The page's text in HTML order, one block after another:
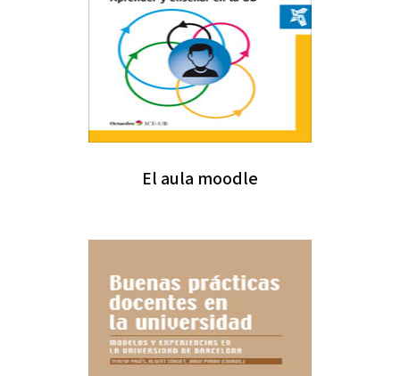
El aula moodle